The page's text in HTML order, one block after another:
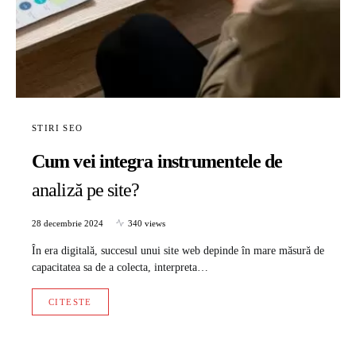
STIRI SEO
Cum vei integra instrumentele de
analiză pe site?
28 decembrie 2024 340 views
În era digitală, succesul unui site web depinde în mare măsură de
capacitatea sa de a colecta, interpreta…
CITESTE